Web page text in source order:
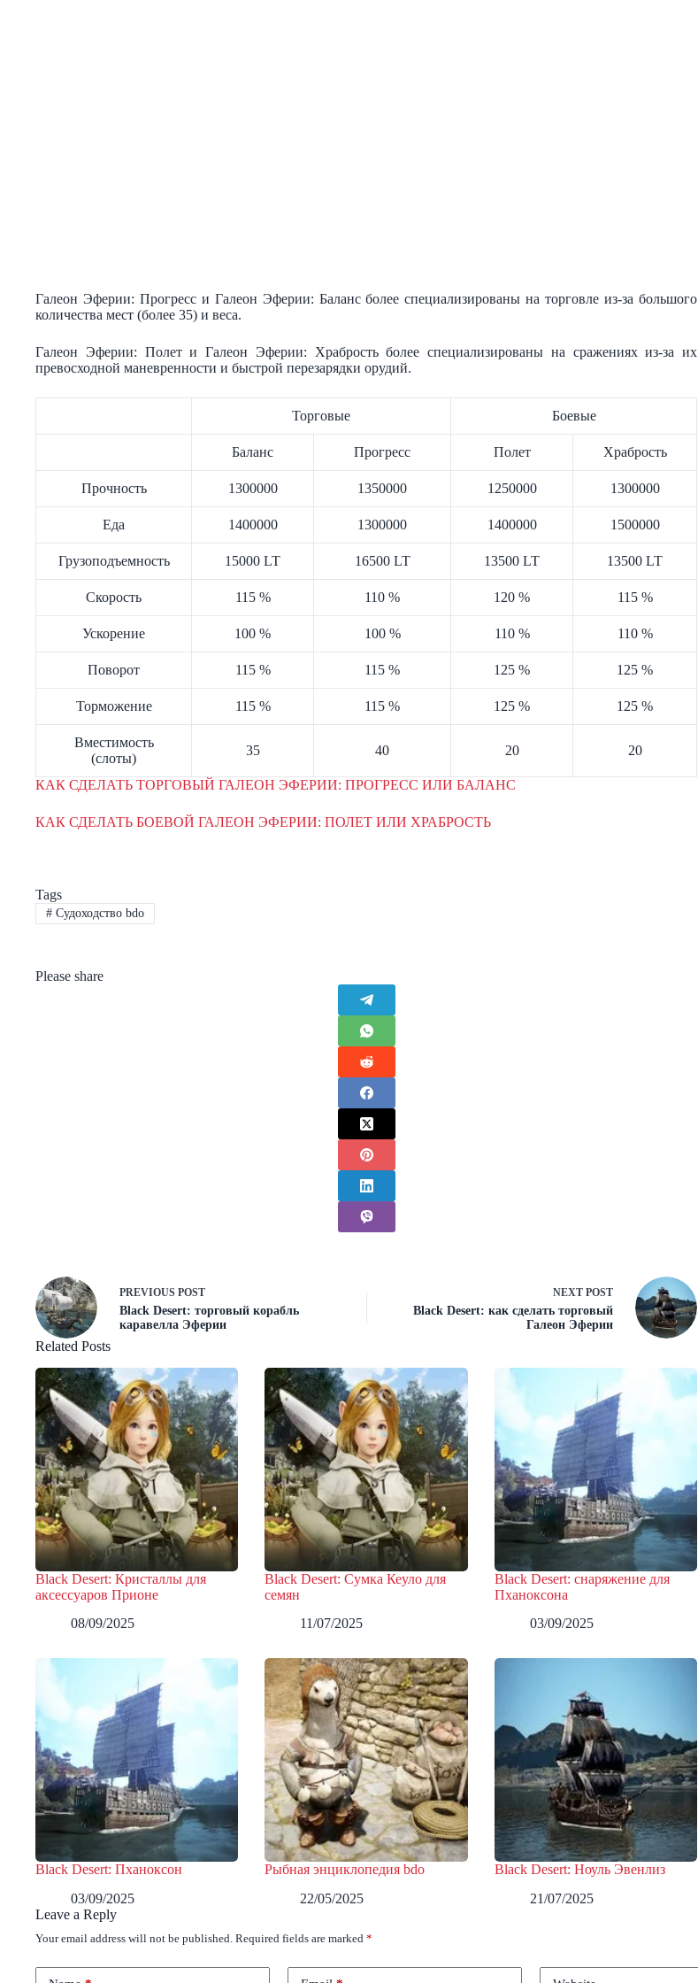
Галеон Эферии: Прогресс и Галеон Эферии: Баланс более специализированы на торговле из-за большого
количества мест (более 35) и веса.
Галеон Эферии: Полет и Галеон Эферии: Храбрость более специализированы на сражениях из-за их
превосходной маневренности и быстрой перезарядки орудий.
Торговые Боевые
Баланс Прогресс Полет Храбрость
Прочность 1300000 1350000 1250000 1300000
Еда 1400000 1300000 1400000 1500000
Грузоподъемность 15000 LT 16500 LT 13500 LT 13500 LT
Скорость 115 % 110 % 120 % 115 %
Ускорение 100 % 100 % 110 % 110 %
Поворот 115 % 115 % 125 % 125 %
Торможение 115 % 115 % 125 % 125 %
Вместимость
(слоты)
35 40 20 20
КАК СДЕЛАТЬ ТОРГОВЫЙ ГАЛЕОН ЭФЕРИИ: ПРОГРЕСС ИЛИ БАЛАНС
КАК СДЕЛАТЬ БОЕВОЙ ГАЛЕОН ЭФЕРИИ: ПОЛЕТ ИЛИ ХРАБРОСТЬ
Tags
#Судоходство bdo
Please share
PREVIOUS POST
Black Desert: торговый корабль
каравелла Эферии
NEXT POST
Black Desert: как сделать торговый
Галеон Эферии
Related Posts
Black Desert: Кристаллы для
аксессуаров Прионе
08/09/2025
Black Desert: Сумка Кеуло для
семян
11/07/2025
Black Desert: снаряжение для
Пханоксона
03/09/2025
Black Desert: Пханоксон
03/09/2025
Рыбная энциклопедия bdo
22/05/2025
Black Desert: Ноуль Эвенлиз
21/07/2025
Leave a Reply
Your email address will not be published. Required fields are marked *